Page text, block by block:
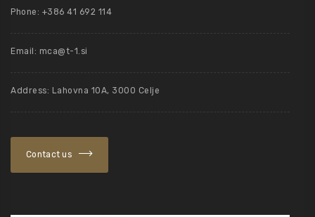
Phone: +386 41 692 114
Email: mca@t-1.si
Address: Lahovna 10A, 3000 Celje
Contact us